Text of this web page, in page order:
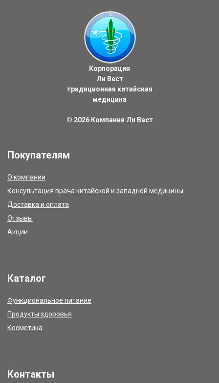
Корпорация
Ли Вест
традиционная китайская
медицина
© 2026 Компания Ли Вест
Покупателям
О компании
Консультация врача китайской и западной медицины
Доставка и оплата
Отзывы
Акции
Каталог
Функциональное питание
Продукты здоровья
Косметика
Контакты